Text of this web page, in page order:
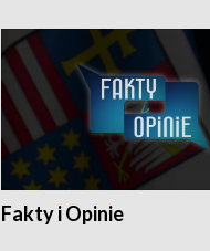
Fakty i Opinie